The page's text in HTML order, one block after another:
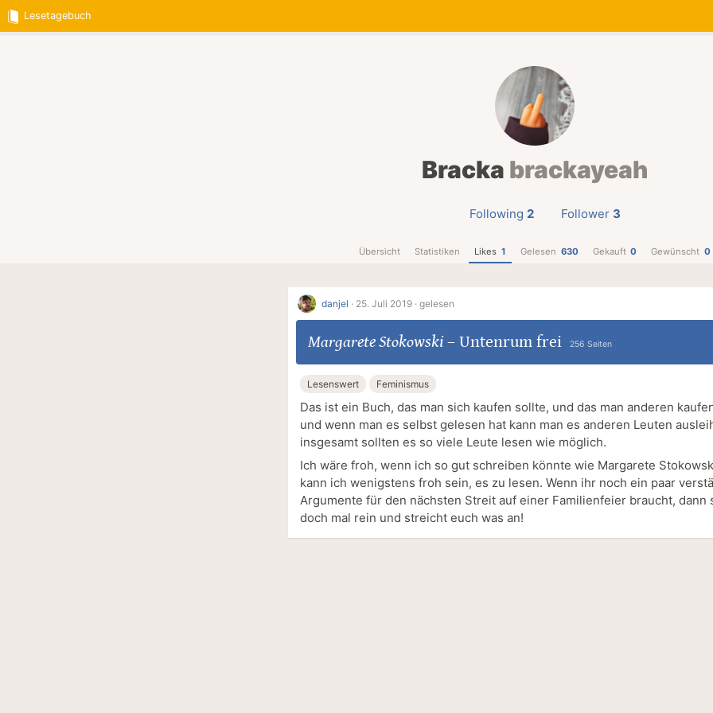
Lesetagebuch
Bracka brackayeah
Following 2 Follower 3
Übersicht Statistiken Likes 1 Gelesen 630 Gekauft 0 Gewünscht 0
danjel · 25. Juli 2019 · gelesen
Margarete Stokowski– Untenrum frei 256 Seiten
Lesenswert Feminismus
Das ist ein Buch, das man sich kaufen sollte, und das man anderen
und wenn man es selbst gelesen hat kann man es anderen Leuten
insgesamt sollten es so viele Leute lesen wie möglich.
Ich wäre froh, wenn ich so gut schreiben könnte wie Margarete
kann ich wenigstens froh sein, es zu lesen. Wenn ihr noch ein paar
Argumente für den nächsten Streit auf einer Familienfeier braucht, dann
doch mal rein und streicht euch was an!